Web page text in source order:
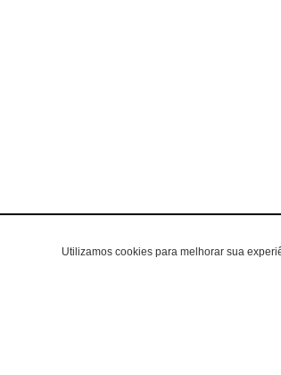
Utilizamos cookies para melhorar sua